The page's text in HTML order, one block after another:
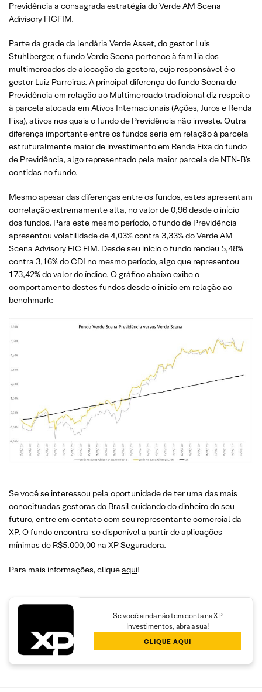
Previdência a consagrada estratégia do Verde AM Scena
Adivisory FICFIM.
Parte da grade da lendária Verde Asset, do gestor Luis
Stuhlberger, o fundo Verde Scena pertence à família dos
multimercados de alocação da gestora, cujo responsável é o
gestor Luiz Parreiras. A principal diferença do fundo Scena de
Previdência em relação ao Multimercado tradicional diz respeito
à parcela alocada em Ativos Internacionais (Ações, Juros e Renda
Fixa), ativos nos quais o fundo de Previdência não investe. Outra
diferença importante entre os fundos seria em relação à parcela
estruturalmente maior de investimento em Renda Fixa do fundo
de Previdência, algo representado pela maior parcela de NTN-B’s
contidas no fundo.
Mesmo apesar das diferenças entre os fundos, estes apresentam
correlação extremamente alta, no valor de 0,96 desde o início
dos fundos. Para este mesmo período, o fundo de Previdência
apresentou volatilidade de 4,03% contra 3,33% do Verde AM
Scena Advisory FIC FIM. Desde seu início o fundo rendeu 5,48%
contra 3,16% do CDI no mesmo período, algo que representou
173,42% do valor do índice. O gráfico abaixo exibe o
comportamento destes fundos desde o início em relação ao
benchmark:
Se você se interessou pela oportunidade de ter uma das mais
conceituadas gestoras do Brasil cuidando do dinheiro do seu
futuro, entre em contato com seu representante comercial da
XP. O fundo encontra-se disponível a partir de aplicações
mínimas de R$5.000,00 na XP Seguradora.
Para mais informações, cliqueaqui!
Se você ainda não tem conta na XP
Investimentos, abra a sua!
CLIQUE AQUI